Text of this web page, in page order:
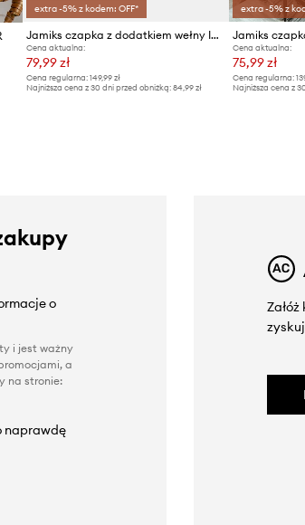
extra -5% z kodem: OFF*
Jamiks czapka z dodatkiem wełny IVARN
Cena aktualna:
79,99 zł
Cena regularna: 149,99 zł
Najniższa cena z 30 dni przed obniżką: 84,99 zł
extra -5% z
Jamiks
Cena aktualna:
75,99 zł
Cena regularna:
Najniższa cena z
o
i jest ważny
a
na stronie:
naprawdę